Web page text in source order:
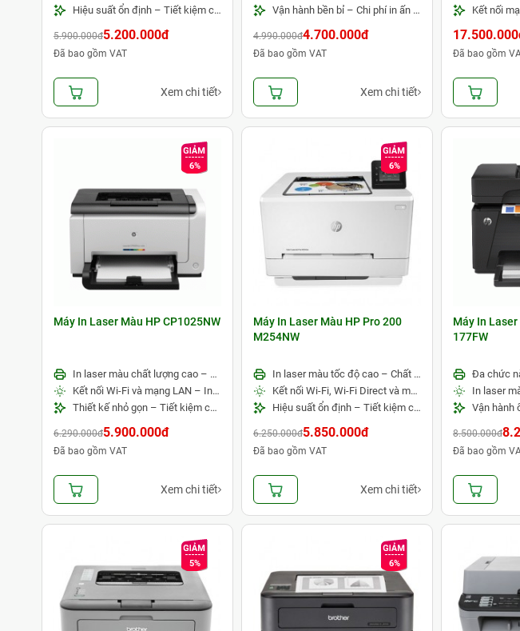
Hiệu suất ổn định – Tiết kiệm chi phí vận hành
5.900.000đ5.200.000đ
Đã bao gồm VAT
Xem chi tiết
Vận hành bền bỉ – Chi phí in ấn tiết kiệm
4.990.000đ4.700.000đ
Đã bao gồm VAT
Xem chi tiết
Đã bao gồm
6%
Máy In Laser Màu HP CP1025NW
In laser màu chất lượng cao – Phù hợp văn phòng và kinh doanh
Kết nối Wi-Fi và mạng LAN – In ấn linh hoạt
Thiết kế nhỏ gọn – Tiết kiệm chi phí vận hành
6.290.000đ5.900.000đ
Đã bao gồm VAT
Xem chi tiết
6%
Máy In Laser Màu HP Pro 200
M254NW
In laser màu tốc độ cao – Chất lượng chuyên nghiệp
Kết nối Wi-Fi, Wi-Fi Direct và mạng LAN – In ấn linh hoạt
Hiệu suất ổn định – Tiết kiệm chi phí vận hành
6.250.000đ5.850.000đ
Đã bao gồm VAT
Xem chi tiết
Máy In
177FW
8.500.000đ
Đã bao gồm
5% 6%